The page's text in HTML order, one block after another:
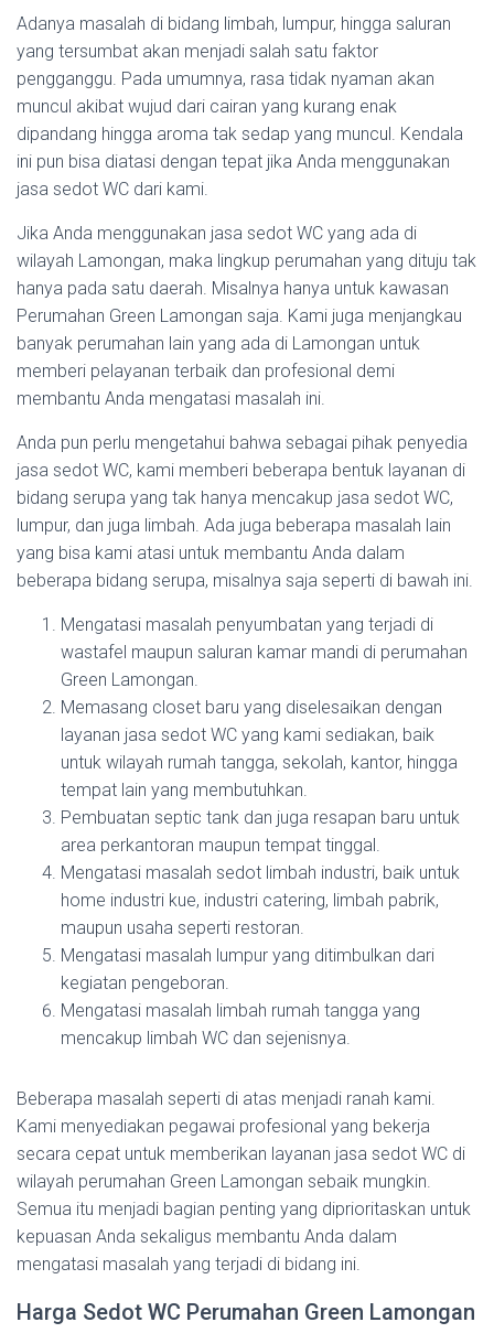
Adanya masalah di bidang limbah, lumpur, hingga saluran
yang tersumbat akan menjadi salah satu faktor
pengganggu. Pada umumnya, rasa tidak nyaman akan
muncul akibat wujud dari cairan yang kurang enak
dipandang hingga aroma tak sedap yang muncul. Kendala
ini pun bisa diatasi dengan tepat jika Anda menggunakan
jasa sedot WC dari kami.
Jika Anda menggunakan jasa sedot WC yang ada di
wilayah Lamongan, maka lingkup perumahan yang dituju tak
hanya pada satu daerah. Misalnya hanya untuk kawasan
Perumahan Green Lamongan saja. Kami juga menjangkau
banyak perumahan lain yang ada di Lamongan untuk
memberi pelayanan terbaik dan profesional demi
membantu Anda mengatasi masalah ini.
Anda pun perlu mengetahui bahwa sebagai pihak penyedia
jasa sedot WC, kami memberi beberapa bentuk layanan di
bidang serupa yang tak hanya mencakup jasa sedot WC,
lumpur, dan juga limbah. Ada juga beberapa masalah lain
yang bisa kami atasi untuk membantu Anda dalam
beberapa bidang serupa, misalnya saja seperti di bawah ini.
Mengatasi masalah penyumbatan yang terjadi di
wastafel maupun saluran kamar mandi di perumahan
Green Lamongan.
Memasang closet baru yang diselesaikan dengan
layanan jasa sedot WC yang kami sediakan, baik
untuk wilayah rumah tangga, sekolah, kantor, hingga
tempat lain yang membutuhkan.
Pembuatan septic tank dan juga resapan baru untuk
area perkantoran maupun tempat tinggal.
Mengatasi masalah sedot limbah industri, baik untuk
home industri kue, industri catering, limbah pabrik,
maupun usaha seperti restoran.
Mengatasi masalah lumpur yang ditimbulkan dari
kegiatan pengeboran.
Mengatasi masalah limbah rumah tangga yang
mencakup limbah WC dan sejenisnya.
Beberapa masalah seperti di atas menjadi ranah kami.
Kami menyediakan pegawai profesional yang bekerja
secara cepat untuk memberikan layanan jasa sedot WC di
wilayah perumahan Green Lamongan sebaik mungkin.
Semua itu menjadi bagian penting yang diprioritaskan untuk
kepuasan Anda sekaligus membantu Anda dalam
mengatasi masalah yang terjadi di bidang ini.
Harga Sedot WC Perumahan Green Lamongan